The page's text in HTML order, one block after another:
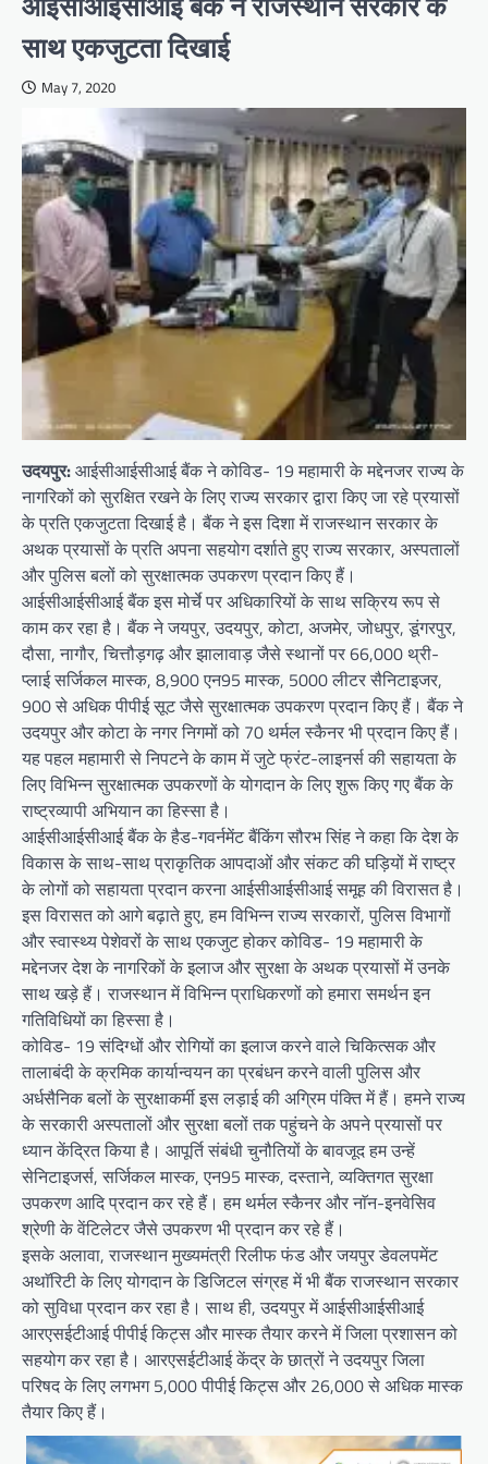
साथ एकजुटता दिखाई
May 7, 2020
उदयपुर:आईसीआईसीआई बैंक ने कोविड- 19 महामारी के मद्देनजर राज्य के
नागरिकों को सुरक्षित रखने के लिए राज्य सरकार द्वारा किए जा रहे प्रयासों
के प्रति एकजुटता दिखाई है। बैंक ने इस दिशा में राजस्थान सरकार के
अथक प्रयासों के प्रति अपना सहयोग दर्शाते हुए राज्य सरकार, अस्पतालों
और पुलिस बलों को सुरक्षात्मक उपकरण प्रदान किए हैं।
आईसीआईसीआई बैंक इस मोर्चे पर अधिकारियों के साथ सक्रिय रूप से
काम कर रहा है। बैंक ने जयपुर, उदयपुर, कोटा, अजमेर, जोधपुर, डूंगरपुर,
दौसा, नागौर, चित्तौड़गढ़ और झालावाड़ जैसे स्थानों पर 66,000 थ्री-
प्लाई सर्जिकल मास्क, 8,900 एन95 मास्क, 5000 लीटर सैनिटाइजर,
900 से अधिक पीपीई सूट जैसे सुरक्षात्मक उपकरण प्रदान किए हैं। बैंक ने
उदयपुर और कोटा के नगर निगमों को 70 थर्मल स्कैनर भी प्रदान किए हैं।
यह पहल महामारी से निपटने के काम में जुटे फ्रंट-लाइनर्स की सहायता के
लिए विभिन्न सुरक्षात्मक उपकरणों के योगदान के लिए शुरू किए गए बैंक के
राष्ट्रव्यापी अभियान का हिस्सा है।
आईसीआईसीआई बैंक के हैड-गवर्नमेंट बैंकिंग सौरभ सिंह ने कहा कि देश के
विकास के साथ-साथ प्राकृतिक आपदाओं और संकट की घड़ियों में राष्ट्र
के लोगों को सहायता प्रदान करना आईसीआईसीआई समूह की विरासत है।
इस विरासत को आगे बढ़ाते हुए, हम विभिन्न राज्य सरकारों, पुलिस विभागों
और स्वास्थ्य पेशेवरों के साथ एकजुट होकर कोविड- 19 महामारी के
मद्देनजर देश के नागरिकों के इलाज और सुरक्षा के अथक प्रयासों में उनके
साथ खड़े हैं। राजस्थान में विभिन्न प्राधिकरणों को हमारा समर्थन इन
गतिविधियों का हिस्सा है।
कोविड- 19 संदिग्धों और रोगियों का इलाज करने वाले चिकित्सक और
तालाबंदी के क्रमिक कार्यान्वयन का प्रबंधन करने वाली पुलिस और
अर्धसैनिक बलों के सुरक्षाकर्मी इस लड़ाई की अग्रिम पंक्ति में हैं। हमने राज्य
के सरकारी अस्पतालों और सुरक्षा बलों तक पहुंचने के अपने प्रयासों पर
ध्यान केंद्रित किया है। आपूर्ति संबंधी चुनौतियों के बावजूद हम उन्हें
सेनिटाइजर्स, सर्जिकल मास्क, एन95 मास्क, दस्ताने, व्यक्तिगत सुरक्षा
उपकरण आदि प्रदान कर रहे हैं। हम थर्मल स्कैनर और नाॅन-इनवेसिव
श्रेणी के वेंटिलेटर जैसे उपकरण भी प्रदान कर रहे हैं।
इसके अलावा, राजस्थान मुख्यमंत्री रिलीफ फंड और जयपुर डेवलपमेंट
अथाॅरिटी के लिए योगदान के डिजिटल संग्रह में भी बैंक राजस्थान सरकार
को सुविधा प्रदान कर रहा है। साथ ही, उदयपुर में आईसीआईसीआई
आरएसईटीआई पीपीई किट्स और मास्क तैयार करने में जिला प्रशासन को
सहयोग कर रहा है। आरएसईटीआई केंद्र के छात्रों ने उदयपुर जिला
परिषद के लिए लगभग 5,000 पीपीई किट्स और 26,000 से अधिक मास्क
तैयार किए हैं।